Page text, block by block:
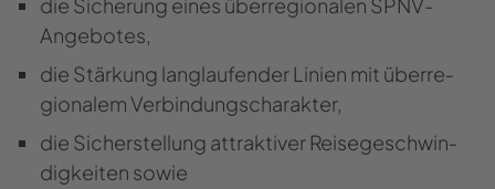
die Si­che­rung eines über­re­gio­na­len SPNV-​
Angebotes,
die Stär­kung lang­lau­fen­der Li­ni­en mit über­re­
gio­na­lem Ver­bin­dungs­cha­rak­ter,
die Si­cher­stel­lung at­trak­ti­ver Rei­se­ge­schwin­
dig­kei­ten sowie